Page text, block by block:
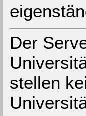
Der
stellen